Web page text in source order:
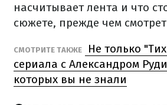
насчитывает лента и что
сюжете, прежде чем
СМОТРИТЕ ТАКЖЕ
Не только
сериала с Александром
которых вы не знали